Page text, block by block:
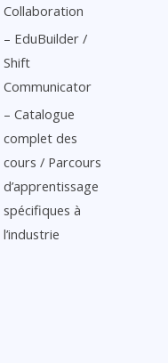
Collaboration
– EduBuilder /
Shift
Communicator
– Catalogue
complet des
cours / Parcours
d’apprentissage
spécifiques à
l’industrie